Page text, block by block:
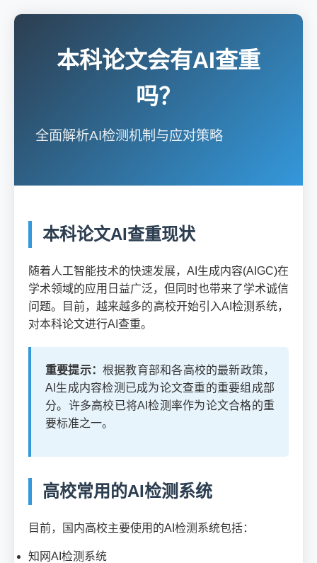
本科论文会有AI查重
吗？
全面解析AI检测机制与应对策略
本科论文AI查重现状
随着人工智能技术的快速发展，AI生成内容(AIGC)在
学术领域的应用日益广泛，但同时也带来了学术诚信
问题。目前，越来越多的高校开始引入AI检测系统，
对本科论文进行AI查重。
重要提示：根据教育部和各高校的最新政策，
AI生成内容检测已成为论文查重的重要组成部
分。许多高校已将AI检测率作为论文合格的重
要标准之一。
高校常用的AI检测系统
目前，国内高校主要使用的AI检测系统包括：
知网AI检测系统